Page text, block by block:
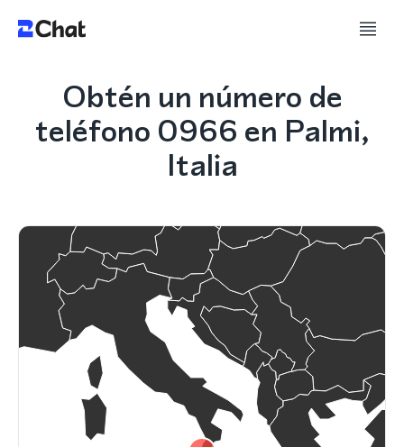
Obtén un número de
teléfono 0966 en Palmi,
Italia